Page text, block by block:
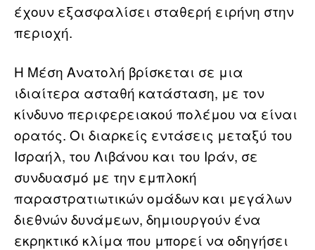
έχουν εξασφαλίσει σταθερή ειρήνη στην
περιοχή.
Η Μέση Ανατολή βρίσκεται σε μια
ιδιαίτερα ασταθή κατάσταση, με τον
κίνδυνο περιφερειακού πολέμου να είναι
ορατός. Οι διαρκείς εντάσεις μεταξύ του
Ισραήλ, του Λιβάνου και του Ιράν, σε
συνδυασμό με την εμπλοκή
παραστρατιωτικών ομάδων και μεγάλων
διεθνών δυνάμεων, δημιουργούν ένα
εκρηκτικό κλίμα που μπορεί να οδηγήσει